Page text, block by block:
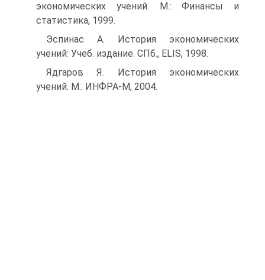
экономических учений. М.: Финансы и
статистика, 1999.
Эспинас А. История экономических
учений: Учеб. издание. СПб., ELIS, 1998.
Ядгаров Я. История экономических
учений. М.: ИНФРА-М, 2004.